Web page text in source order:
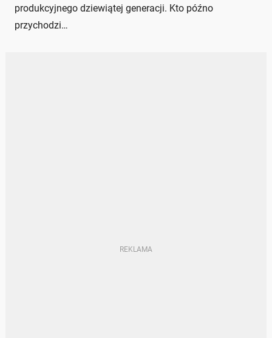
produkcyjnego dziewiątej generacji. Kto późno
przychodzi…